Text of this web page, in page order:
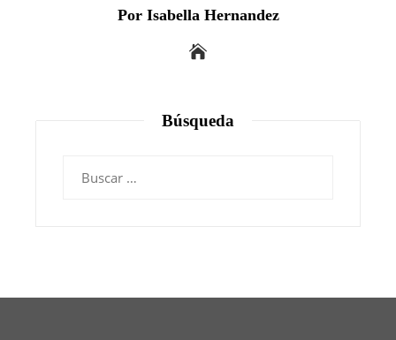
Por Isabella Hernandez
Búsqueda